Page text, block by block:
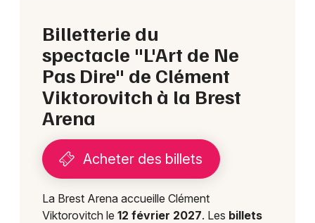
Billetterie du
spectacle "L'Art de Ne
Pas Dire" de Clément
Viktorovitch à la Brest
Arena
Acheter des billets
La Brest Arena accueille Clément
Viktorovitch le 12 février 2027. Les billets